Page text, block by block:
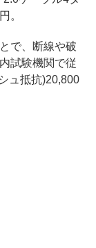
。
で、断線や破
試験機関で従
ュ抵抗)20,800